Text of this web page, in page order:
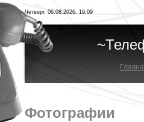
Четверг, 06.08.2026, 19:09
Фотографии